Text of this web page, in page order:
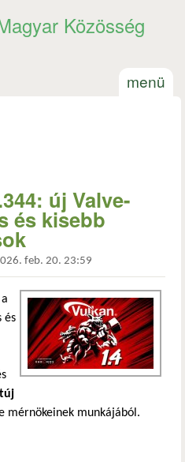
Közösség
menü
új Valve-
és kisebb
feb. 20. 23:59
és
mérnökeinek munkájából.